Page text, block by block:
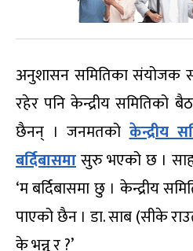
अनुशासन समितिका संयोजक
रहेर पनि केन्द्रीय समितिको
छैनन् । जनमतकोकेन्द्रीय
बर्दिबासमासुरु भएको छ ।
‘म बर्दिबासमा छु । केन्द्रीय
पाएको छैन । डा. साब (सीके
के भन्नु र ?’